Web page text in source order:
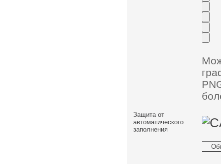
Защита от
автоматического
заполнения